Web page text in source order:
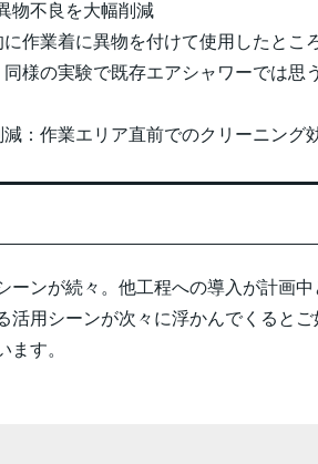
物不良を大幅削減
作業着に異物を付けて使用したとこ
様の実験で既存エアシャワーでは
：作業エリア直前でのクリーニング
ーンが続々。他工程への導入が計画
活用シーンが次々に浮かんでくると
ます。